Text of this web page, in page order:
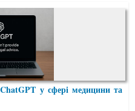
у сфері медицини та